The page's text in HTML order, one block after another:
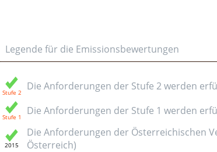
Legende für die Emissionsbewertungen
Die Anforderungen der Stufe 2 werden
Die Anforderungen der Stufe 1 werden
Die Anforderungen der Österreichischen
Österreich)